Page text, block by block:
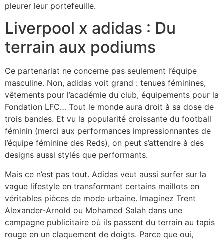
pleurer leur portefeuille.
Liverpool x adidas : Du
terrain aux podiums
Ce partenariat ne concerne pas seulement l’équipe
masculine. Non, adidas voit grand : tenues féminines,
vêtements pour l’académie du club, équipements pour la
Fondation LFC… Tout le monde aura droit à sa dose de
trois bandes. Et vu la popularité croissante du football
féminin (merci aux performances impressionnantes de
l’équipe féminine des Reds), on peut s’attendre à des
designs aussi stylés que performants.
Mais ce n’est pas tout. Adidas veut aussi surfer sur la
vague lifestyle en transformant certains maillots en
véritables pièces de mode urbaine. Imaginez Trent
Alexander-Arnold ou Mohamed Salah dans une
campagne publicitaire où ils passent du terrain au tapis
rouge en un claquement de doigts. Parce que oui,